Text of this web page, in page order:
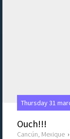
Thursday 31
Ouch!!!
Cancún, Mexique ›